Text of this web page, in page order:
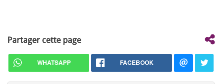
Partager cette page
WHATSAPP FACEBOOK